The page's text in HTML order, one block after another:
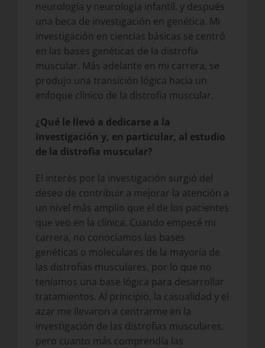
neurología y neurología infantil, y después
una beca de investigación en genética. Mi
investigación en ciencias básicas se centró
en las bases genéticas de la distrofia
muscular. Más adelante en mi carrera, se
produjo una transición lógica hacia un
enfoque clínico de la distrofia muscular.
¿Qué le llevó a dedicarse a la
investigación y, en particular, al estudio
de la distrofia muscular?
El interés por la investigación surgió del
deseo de contribuir a mejorar la atención a
un nivel más amplio que el de los pacientes
que veo en la clínica. Cuando empecé mi
carrera, no conocíamos las bases
genéticas o moleculares de la mayoría de
las distrofias musculares, por lo que no
teníamos una base lógica para desarrollar
tratamientos. Al principio, la casualidad y el
azar me llevaron a centrarme en la
investigación de las distrofias musculares,
pero cuanto más comprendía las